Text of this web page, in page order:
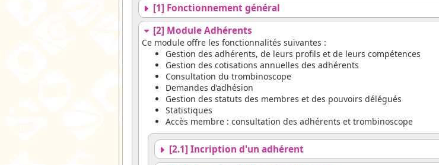
[1] Fonctionnement général
[2] Module Adhérents
Ce module offre les fonctionnalités suivantes :
Gestion des adhérents, de leurs profils et de leurs compétences
Gestion des cotisations annuelles des adhérents
Consultation du trombinoscope
Demandes d’adhésion
Gestion des statuts des membres et des pouvoirs délégués
Statistiques
Accès membre : consultation des adhérents et trombinoscope
[2.1] Incription d'un adhérent